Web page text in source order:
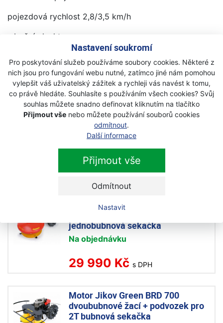
Nastavení soukromí
Pro poskytování služeb používáme soubory cookies. Některé z
nich jsou pro fungování webu nutné, zatímco jiné nám pomohou
vylepšit váš uživatelský zážitek a rychleji vás navést k tomu,
co právě hledáte. Souhlasíte s používáním všech cookies? Svůj
souhlas můžete snadno definovat kliknutím na tlačítko
Přijmout vše nebo můžete používání souborů cookies
odmítnout.
Další informace
Přijmout vše
Odmítnout
Nastavit
pojezdová rychlost 2,8/3,5 km/h
s boční plachtou
JIKOV 1453 + luční kleče (č. 9720607) -29.190,-
JIKOV 1454 + luční kleče (č.9720607V) -31.490,-
JIKOV 1447 + luční kleče (č. 9720607I) -30.990,-
Další produkty z kategorie
podvozkové sestavy
Motor Jikov Green BDR 550
jednobubnová sekačka
Na objednávku
29 990 Kč s DPH
Motor Jikov Green BRD 700
dvoububnové žací + podvozek pro
2T bubnová sekačka